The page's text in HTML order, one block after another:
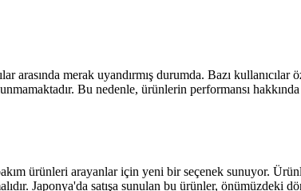
arasında merak uyandırmış durumda. Bazı
Bu nedenle, ürünlerin performansı
ürünleri arayanlar için yeni bir seçenek sunuyor.
Japonya'da satışa sunulan bu ürünler, önümüzdeki